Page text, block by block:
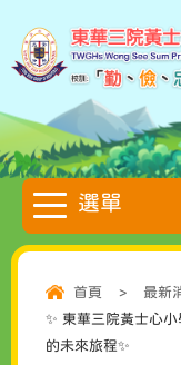
首頁 > 最新
✨ 東華三院黃士心
的未來旅程✨